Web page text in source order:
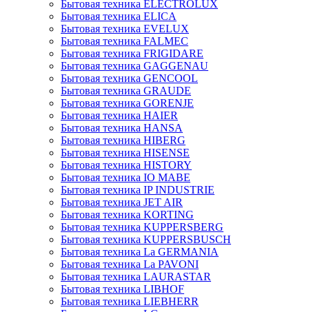
Бытовая техника ELECTROLUX
Бытовая техника ELICA
Бытовая техника EVELUX
Бытовая техника FALMEC
Бытовая техника FRIGIDARE
Бытовая техника GAGGENAU
Бытовая техника GENCOOL
Бытовая техника GRAUDE
Бытовая техника GORENJE
Бытовая техника HAIER
Бытовая техника HANSA
Бытовая техника HIBERG
Бытовая техника HISENSE
Бытовая техника HISTORY
Бытовая техника IO MABE
Бытовая техника IP INDUSTRIE
Бытовая техника JET AIR
Бытовая техника KORTING
Бытовая техника KUPPERSBERG
Бытовая техника KUPPERSBUSCH
Бытовая техника La GERMANIA
Бытовая техника La PAVONI
Бытовая техника LAURASTAR
Бытовая техника LIBHOF
Бытовая техника LIEBHERR